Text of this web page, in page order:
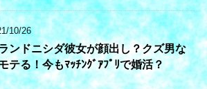
10/26
ンドニシダ彼女が顔出し？クズ男な
テる！今もﾏｯﾁﾝｸﾞｱﾌﾟﾘで婚活？